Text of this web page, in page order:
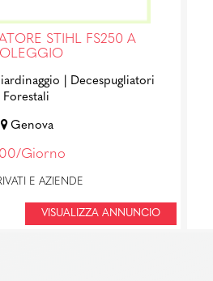
STIHL FS250 A
| Decespugliatori
Forestali
Genova
Giorno
E AZIENDE
VISUALIZZA ANNUNCIO